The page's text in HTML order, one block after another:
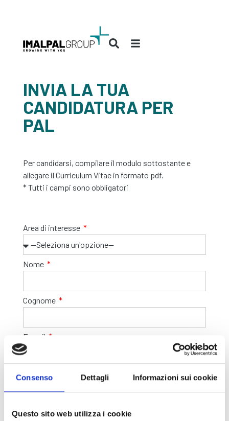
Consenso Dettagli Informazioni sui cookie
Questo sito web utilizza i cookie
INVIA LA TUA
CANDIDATURA PER
PAL
Per candidarsi, compilare il modulo sottostante e
allegare il Curriculum Vitae in formato pdf.
* Tutti i campi sono obbligatori
Area di interesse
Nome
Cognome
E-mail
Indirizzo